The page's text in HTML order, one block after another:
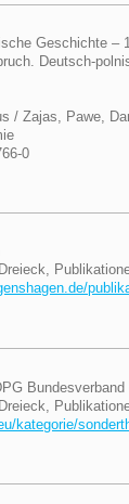
Geschichte –
Deutsch-
/ Zajas, Pawe,
0
Bundesverband
kategorie/